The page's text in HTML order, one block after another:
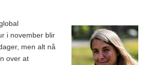
i november blir
men alt nå
over at